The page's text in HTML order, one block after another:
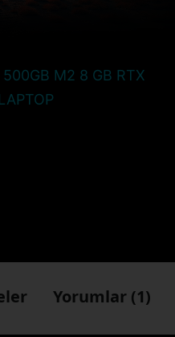
500GB M2 8 GB RTX
Yorumlar (1)